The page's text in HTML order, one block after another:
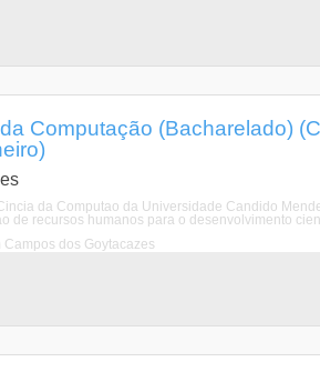
Computação (Bacharelado)
da Computao da Universidade Candido
de recursos humanos para o desenvolvimento
dos Goytacazes